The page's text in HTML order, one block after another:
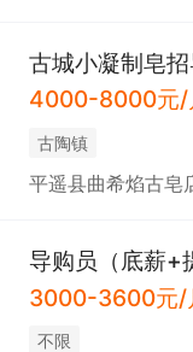
4000-8000元/
古陶镇
平遥县曲希焰古皂
导购员（底薪+
3000-3600元/
不限